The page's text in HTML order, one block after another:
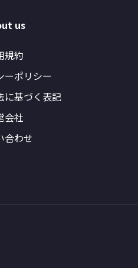
us
規約
ーポリシー
に基づく表記
会社
合わせ